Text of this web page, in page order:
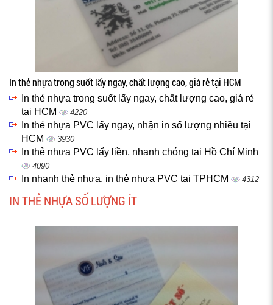
In thẻ nhựa trong suốt lấy ngay, chất lượng cao, giá rẻ tại HCM
In thẻ nhựa trong suốt lấy ngay, chất lượng cao, giá rẻ
tại HCM
4220
In thẻ nhựa PVC lấy ngay, nhận in số lượng nhiều tại
HCM
3930
In thẻ nhựa PVC lấy liền, nhanh chóng tại Hồ Chí Minh
4090
In nhanh thẻ nhựa, in thẻ nhựa PVC tại TPHCM 4312
IN THẺ NHỰA SỐ LƯỢNG ÍT